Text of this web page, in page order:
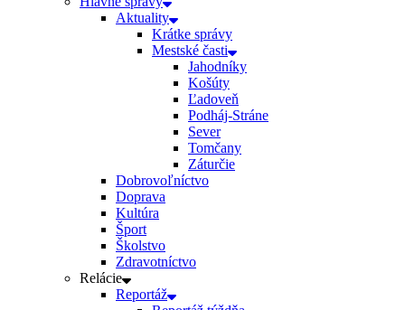
Aktuality
Krátke správy
Mestské časti
Jahodníky
Košúty
Ľadoveň
Podháj-Stráne
Sever
Tomčany
Záturčie
Dobrovoľníctvo
Doprava
Kultúra
Šport
Školstvo
Zdravotníctvo
Relácie
Reportáž